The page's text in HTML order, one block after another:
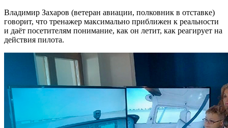
Владимир Захаров (ветеран авиации, полковник в отставке)
говорит, что тренажер максимально приближен к реальности
и даёт посетителям понимание, как он летит, как реагирует на
действия пилота.